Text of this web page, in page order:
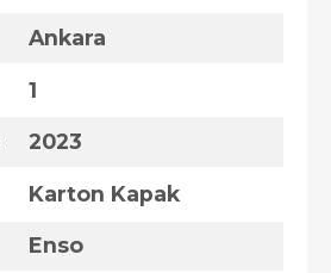
Ankara
1
2023
Karton Kapak
Enso